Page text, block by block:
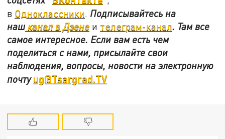
в Одноклассники. Подписывайтесь на
нашканал в Дзене и телеграм-канал. Там все
самое интересное. Если вам есть чем
поделиться с нами, присылайте свои
наблюдения, вопросы, новости на электронную
почтуug@Tsargrad.TV